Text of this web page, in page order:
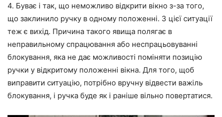
4. Буває і так, що неможливо відкрити вікно з-за того,
що заклинило ручку в одному положенні. З цієї ситуації
теж є вихід. Причина такого явища полягає в
неправильному спрацювання або неспрацьовуванні
блокування, яка не дає можливості поміняти позицію
ручки у відкритому положенні вікна. Для того, щоб
виправити ситуацію, потрібно вручну відвести важіль
блокування, і ручка буде як і раніше вільно повертатися.